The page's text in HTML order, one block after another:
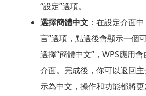
“設定”選項。
選擇簡體中文：在設定介面
言”選項，點選後會顯示一個
選擇“簡體中文”，WPS應用
介面。完成後，你可以返回
示為中文，操作和功能都將